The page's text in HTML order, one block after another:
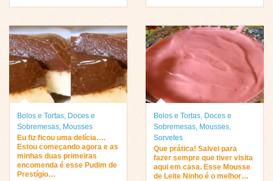
Bolos e Tortas, Doces e
Sobremesas, Mousses
Eu fiz ficou uma delícia….
Estou começando agora e as
minhas duas primeiras
encomenda é esse Pudim de
Prestígio…
Bolos e Tortas, Doces e
Sobremesas, Mousses,
Sorvetes
Que prática! Salvei para
fazer sempre que tiver visita
aqui em casa. Esse Mousse
de Leite Ninho é o melhor…